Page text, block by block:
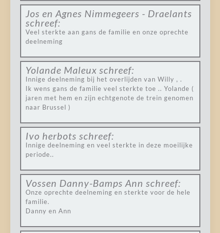
Jos en Agnes Nimmegeers - Draelants
schreef:
Veel sterkte aan gans de familie en onze oprechte
deelneming
Yolande Maleux schreef:
Innige deelneming bij het overlijden van Willy , .
Ik wens gans de familie veel sterkte toe .. Yolande (
jaren met hem en zijn echtgenote de trein genomen
naar Brussel )
Ivo herbots schreef:
Innige deelneming en veel sterkte in deze moeilijke
periode..
Vossen Danny-Bamps Ann schreef:
Onze oprechte deelneming en sterkte voor de hele
familie.
Danny en Ann